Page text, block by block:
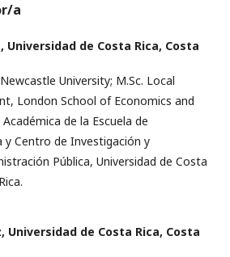
a
Universidad de Costa Rica, Costa
University; M.Sc. Local
London School of Economics and
de la Escuela de
y Centro de Investigación y
Pública, Universidad de Costa
Universidad de Costa Rica, Costa